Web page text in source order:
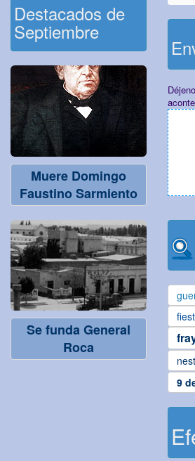
Destacados de
Septiembre
Muere Domingo
Faustino Sarmiento
Se funda General
Roca
9